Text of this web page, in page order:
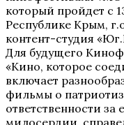
который пройдет с
Республике Крым,
контент-студия
Для будущего
«Кино, которое
включает
фильмы о
ответственности за
милосердии,